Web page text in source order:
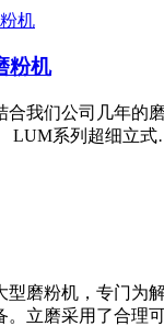
粉机
合我们公司几年的
LUM系列超细立
型磨粉机，专门为
。立磨采用了合理